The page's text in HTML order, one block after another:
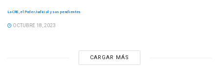
La CRE, el Poder Judicial y sus pendientes
OCTUBRE 18, 2023
CARGAR MÁS